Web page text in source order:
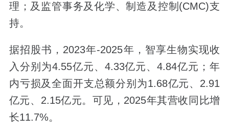
理；及监管事务及化学、制造及控制(CMC)支
持。
据招股书，2023年-2025年，智享生物实现收
入分别为4.55亿元、4.33亿元、4.84亿元；年
内亏损及全面开支总额分别为1.68亿元、2.91
亿元、2.15亿元。可见，2025年其营收同比增
长11.7%。